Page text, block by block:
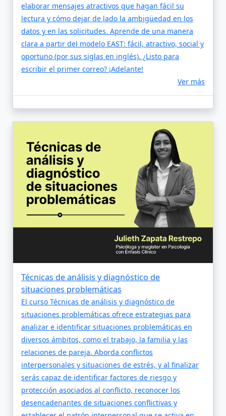
elaborar mensajes atractivos que hagan fácil su
lectura y cómo dejar de lado la ambigüedad en los
datos y en las solicitudes. Aprende de una manera
clara a partir del modelo EAST: fácil, atractivo, social y
oportuno (por sus siglas en inglés). ¿Listo para
escribir el primer correo? ¡Adelante!
Ver más
Técnicas de análisis y diagnóstico de
situaciones problemáticas
El curso Técnicas de análisis y diagnóstico de
situaciones problemáticas ofrece estrategias para
analizar e identificar situaciones problemáticas en
diversos ámbitos, como el trabajo, la familia y las
relaciones de pareja. Aborda conflictos
interpersonales y situaciones de estrés, y al finalizar
serás capaz de identificar factores de riesgo y
protección asociados al conflicto, reconocer los
desencadenantes de situaciones conflictivas y